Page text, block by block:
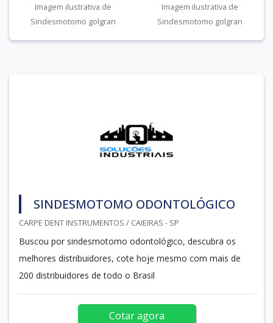
Imagem ilustrativa de
Sindesmotomo golgran
Imagem ilustrativa de
Sindesmotomo golgran
SINDESMOTOMO ODONTOLÓGICO
CARPE DENT INSTRUMENTOS / CAIEIRAS - SP
Buscou por sindesmotomo odontológico, descubra os
melhores distribuidores, cote hoje mesmo com mais de
200 distribuidores de todo o Brasil
Cotar agora